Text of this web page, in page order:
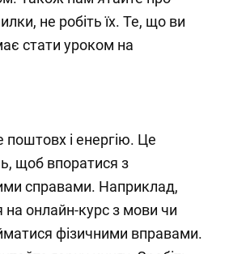
не робіть їх. Те, що ви
стати уроком на
поштовх і енергію. Це
щоб впоратися з
справами. Наприклад,
на онлайн-курс з мови чи
фізичними вправами.